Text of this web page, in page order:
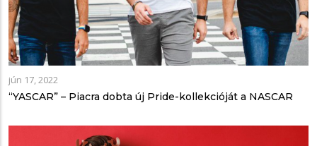
jún 17, 2022
“YASCAR” – Piacra dobta új Pride-kollekcióját a NASCAR